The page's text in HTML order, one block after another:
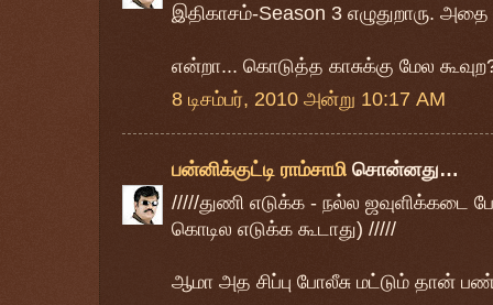
இதிகாசம்-Season 3 எழுதுறாரு. அதை
என்றா... கொடுத்த காசுக்கு மேல
8 டிசம்பர், 2010 அன்று 10:17 AM
பன்னிக்குட்டி ராம்சாமி சொன்னது…
/////துணி எடுக்க - நல்ல ஜவுளிக்கடை
கொடில எடுக்க கூடாது) /////
ஆமா அத சிப்பு போலீசு மட்டும் தான்